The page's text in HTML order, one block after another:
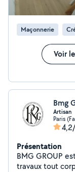
Maçonnerie
Voir
Bmg
Artisan
Paris
Présentation
BMG GROUP
travaux tout